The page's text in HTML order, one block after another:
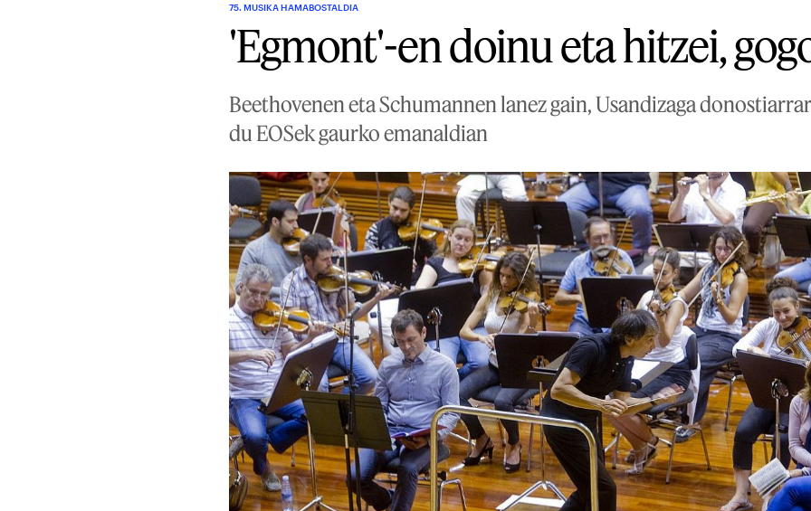
75. MUSIKA HAMABOSTALDIA
'Egmont'-en doinu eta hitzei,
Beethovenen eta Schumannen lanez gain, Usandizaga
du EOSek gaurko emanaldian